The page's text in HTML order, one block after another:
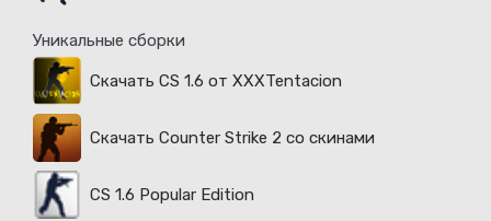
Уникальные сборки
Скачать CS 1.6 от XXXTentacion
Скачать Counter Strike 2 со скинами
CS 1.6 Popular Edition